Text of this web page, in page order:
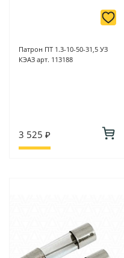
Патрон ПТ 1.3-10-50-31,5 УЗ
КЭАЗ арт. 113188
3 525 ₽